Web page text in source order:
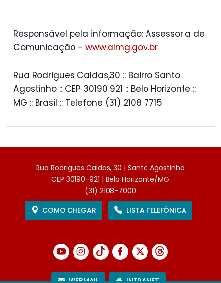
Responsável pela informação: Assessoria de
Comunicação - www.almg.gov.br
Rua Rodrigues Caldas,30 :: Bairro Santo
Agostinho :: CEP 30190 921 :: Belo Horizonte ::
MG :: Brasil :: Telefone (31) 2108 7715
Rua Rodrigues Caldas, 30 | Santo Agostinho
CEP 30190-921 | Belo Horizonte/MG
(31) 2108-7000
COMO CHEGAR
LISTA TELEFÔNICA
WEBMAIL INTRANET